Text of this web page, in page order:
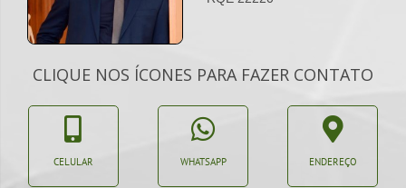
CLIQUE NOS ÍCONES PARA FAZER CONTATO
CELULAR WHATSAPP ENDEREÇO